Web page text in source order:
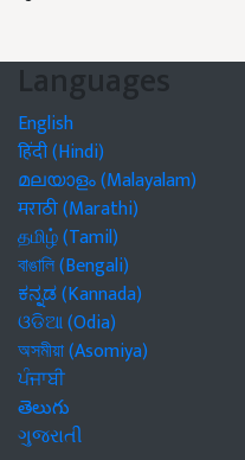
Languages
English
हिंदी (Hindi)
മലയാളം (Malayalam)
मराठी (Marathi)
தமிழ் (Tamil)
বাঙালি (Bengali)
ಕನ್ನಡ (Kannada)
ଓଡିଆ (Odia)
অসমীয়া (Asomiya)
ਪੰਜਾਬੀ
తెలుగు
ગુજરાતી